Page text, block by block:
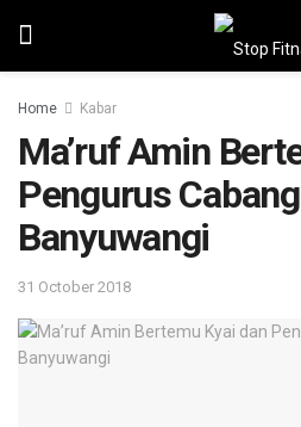
Home Kabar
Ma’ruf Amin
Pengurus
Banyuwangi
31 October 2018